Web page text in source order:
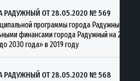
РАДУЖНЫЙ ОТ 28.05.2020 № 569
программы города Радужный
финансами города Радужный на 2019
2030 года» в 2019 году
РАДУЖНЫЙ ОТ 28.05.2020 № 568